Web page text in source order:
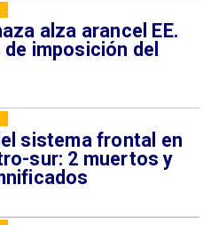
alza arancel EE.
de imposición del
sistema frontal en
sur: 2 muertos y